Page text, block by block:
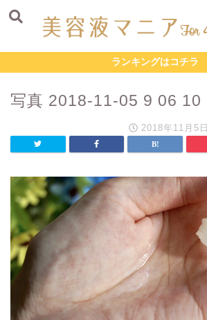
ランキングはコチラ
写真 2018-11-05 9 06 10
2018年11月5日